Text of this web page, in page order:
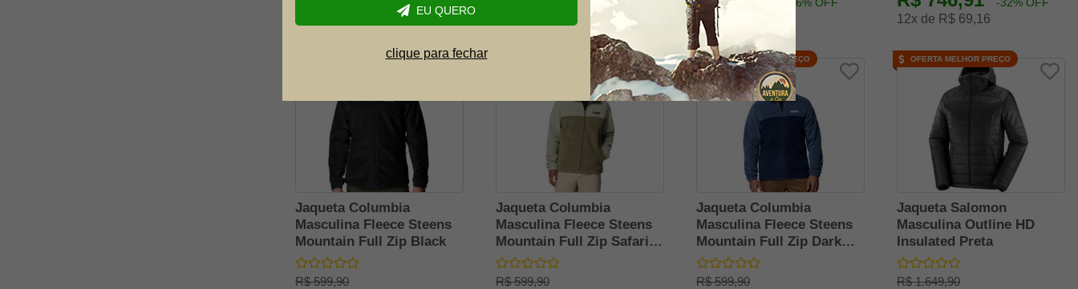
-34% OFF
7x de R$ 31,41
-34% OFF
7x de R$ 31,41
-26% OFF
2x de R$ 44,95
-32% OFF
12x de R$ 69,16
Jaqueta Columbia
Masculina Fleece Steens
Mountain Full Zip Black
R$ 599,90
OFERTA MELHOR PREÇO
Jaqueta Columbia
Masculina Fleece Steens
Mountain Full Zip Safari/
Stone Green
R$ 599,90
OFERTA MELHOR PREÇO
Jaqueta Columbia
Masculina Fleece Steens
Mountain Full Zip Dark
Mountain/Coll
R$ 599,90
OFERTA MELHOR PREÇO
Jaqueta Salomon
Masculina Outline HD
Insulated Preta
R$ 1.649,90
OFERTA MELHOR PREÇO
EU QUERO
clique para fechar